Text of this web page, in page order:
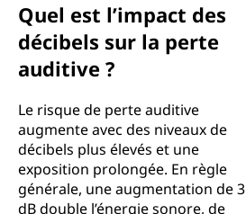
Quel est l’impact des
décibels sur la perte
auditive ?
Le risque de perte auditive
augmente avec des niveaux de
décibels plus élevés et une
exposition prolongée. En règle
générale, une augmentation de 3
dB double l’énergie sonore, de